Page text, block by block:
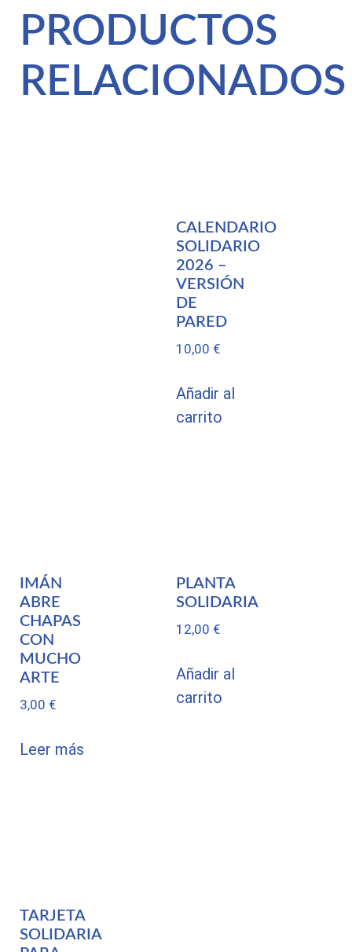
PRODUCTOS
RELACIONADOS
CALENDARIO
SOLIDARIO
2026 –
VERSIÓN
DE
PARED
10,00 €
Añadir al
carrito
IMÁN
ABRE
CHAPAS
CON
MUCHO
ARTE
3,00 €
Leer más
PLANTA
SOLIDARIA
12,00 €
Añadir al
carrito
TARJETA
SOLIDARIA